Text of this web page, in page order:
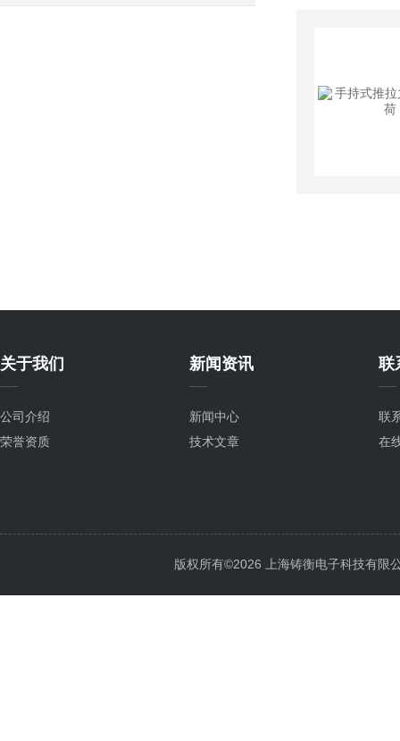
关于我们
公司介绍
荣誉资质
新闻资讯
新闻中心
技术文章
联
联
在
版权所有©2026 上海铸衡电子科技有